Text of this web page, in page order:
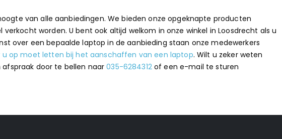
van alle aanbiedingen. We bieden onze opgeknapte producten
worden. U bent ook altijd welkom in onze winkel in Loosdrecht als u
over een bepaalde laptop in de aanbieding staan onze medewerkers
u op moet letten bij het aanschaffen van een laptop. Wilt u zeker weten
afspraak door te bellen naar035-6284312of een e-mail te sturen